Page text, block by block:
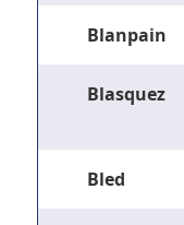
Blanpain
Blasquez
Bled